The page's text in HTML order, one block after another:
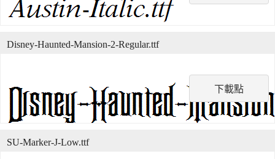
下載點
Disney-Haunted-Mansion-2-Regular.ttf
SU-Marker-J-Low.ttf